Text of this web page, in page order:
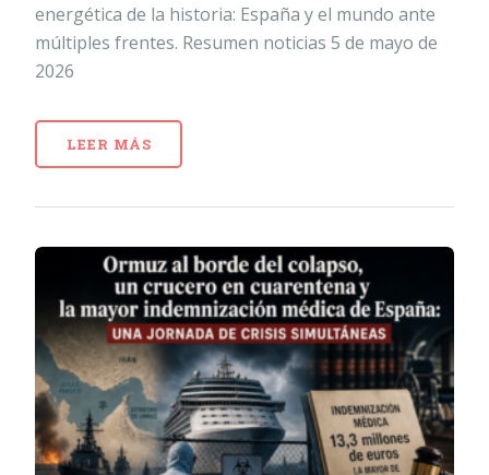
energética de la historia: España y el mundo ante
múltiples frentes. Resumen noticias 5 de mayo de
2026
LEER MÁS